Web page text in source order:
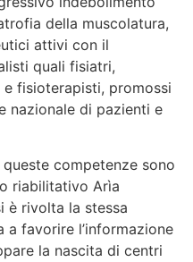
della muscolatura,
attivi con il
quali fisiatri,
fisioterapisti, promossi
nazionale di pazienti e
competenze sono
riabilitativo Arìa
è rivolta la stessa
a favorire l’informazione
la nascita di centri